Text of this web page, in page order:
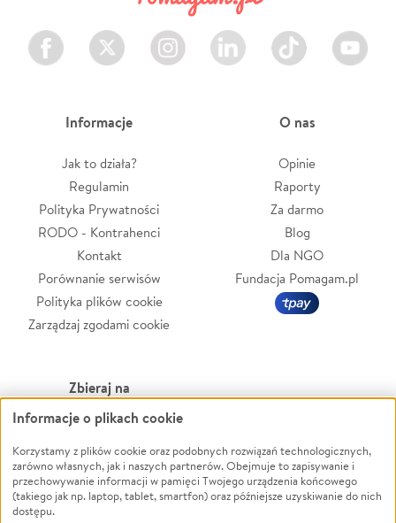
Facebook Twitter Instagram LinkedIn TikTok Youtube
Informacje
Jak to działa?
Regulamin
Polityka Prywatności
RODO - Kontrahenci
Kontakt
Porównanie serwisów
Polityka plików cookie
Zarządzaj zgodami cookie
O nas
Opinie
Raporty
Za darmo
Blog
Dla NGO
Fundacja Pomagam.pl
Zbieraj na
Leczenie
Zwierzęta
Pożar
Ukraina
Powódź
Wichura
NGO
Informacje o plikach cookie
Korzystamy z plików cookie oraz podobnych rozwiązań technologicznych,
zarówno własnych, jak i naszych partnerów. Obejmuje to zapisywanie i
przechowywanie informacji w pamięci Twojego urządzenia końcowego
(takiego jak np. laptop, tablet, smartfon) oraz późniejsze uzyskiwanie do nich
dostępu.